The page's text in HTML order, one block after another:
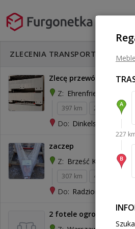
Meble
227
ZLECENIA TRANSPORTU
Zlecę przewóz 5
Z: Ehrenfriedersdorf
397 km 240 kg
Do: Dinkelscherben
zaczep
Z: Brześć Kujawski
307 km 45 kg
Do: Radzionków
2 fotele ogrodowe